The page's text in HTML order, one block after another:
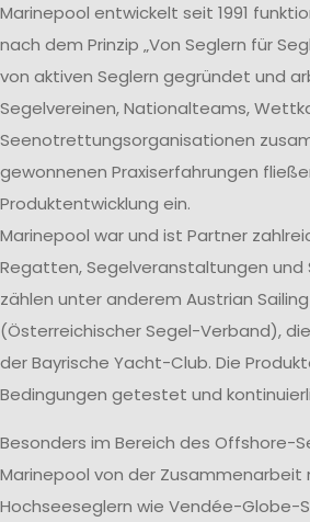
Marinepool entwickelt seit 1991
nach dem Prinzip „Von Seglern für
von aktiven Seglern gegründet und
Segelvereinen, Nationalteams,
Seenotrettungsorganisationen
gewonnenen Praxiserfahrungen
Produktentwicklung ein.
Marinepool war und ist Partner
Regatten, Segelveranstaltungen und
zählen unter anderem Austrian
(Österreichischer Segel-Verband),
der Bayrische Yacht-Club. Die
Bedingungen getestet und
Besonders im Bereich des Offshore-
Marinepool von der
Hochseeseglern wie Vendée-Globe-